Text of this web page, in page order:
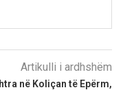
Artikulli i ardhshëm
në Koliçan të Epërm,